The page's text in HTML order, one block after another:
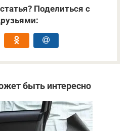
Поделиться с
быть интересно